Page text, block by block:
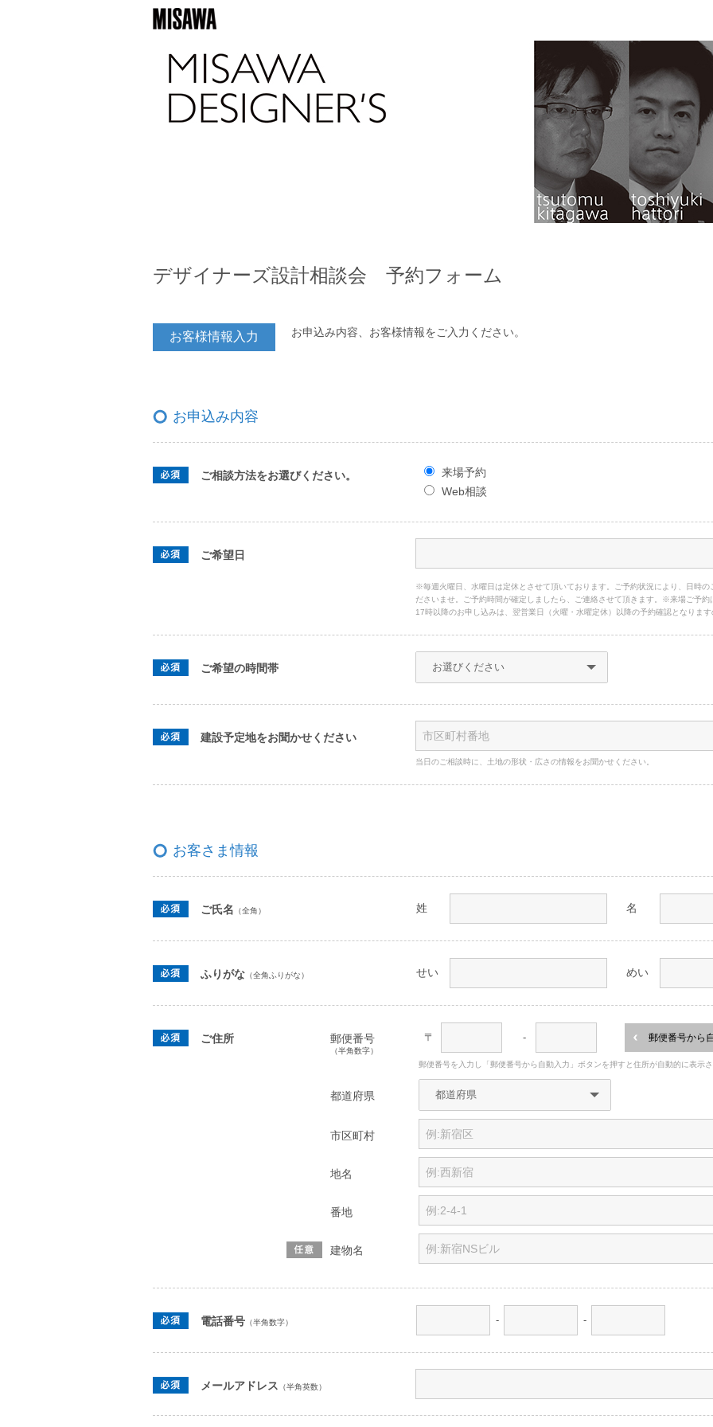
デザイナーズ設計相談会 予約フォーム
お客様情報入力 お申込み内容、お客様情報をご入力ください。
お申込み内容
ご相談方法をお選びください。
来場予約
Web相談
ご希望日
※毎週火曜日、水曜日は定休とさせて頂いております。ご予約状況により、日時の
ださいませ。ご予約時間が確定しましたら、ご連絡させて頂きます。※来場ご予約
17時以降のお申し込みは、翌営業日（火曜・水曜定休）以降の予約確認となります
ご希望の時間帯
建設予定地をお聞かせください
当日のご相談時に、土地の形状・広さの情報をお聞かせください。
お客さま情報
ご氏名 （全角） 姓 名
ふりがな （全角ふりがな） せい めい
ご住所 郵便番号
（半角数字）
〒 - 郵便番号から
郵便番号を入力し「郵便番号から自動入力」ボタンを押すと住所が自動的に表示さ
都道府県
市区町村
地名
番地
建物名
電話番号 （半角数字） - -
メールアドレス （半角英数）